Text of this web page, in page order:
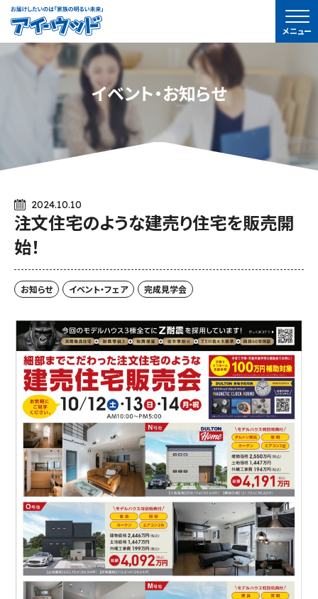
ア
イ-
ウ
メニュー
イベント・お知らせ
2024.10.10
注文住宅のような建売り住宅を販売開
始！
お知らせ イベント・フェア 完成見学会